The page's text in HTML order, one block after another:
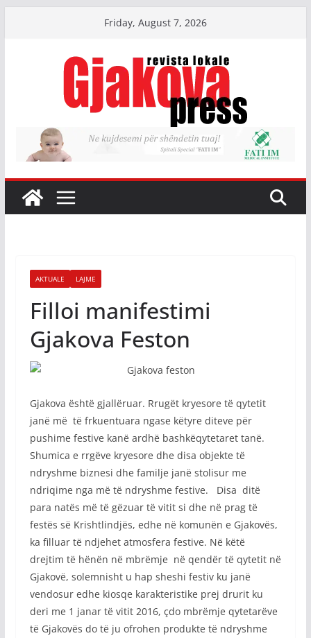
Friday, August 7, 2026
AKTUALE LAJME
Filloi manifestimi
Gjakova Feston
Gjakova është gjallëruar. Rrugët kryesore të qytetit
janë më të frkuentuara ngase këtyre diteve për
pushime festive kanë ardhë bashkëqytetaret tanë.
Shumica e rrgëve kryesore dhe disa objekte të
ndryshme biznesi dhe familje janë stolisur me
ndriqime nga më të ndryshme festive. Disa ditë
para natës më të gëzuar të vitit si dhe në prag të
festës së Krishtlindjës, edhe në komunën e Gjakovës,
ka filluar të ndjehet atmosfera festive. Në këtë
drejtim të hënën në mbrëmje në qendër të qytetit në
Gjakovë, solemnisht u hap sheshi festiv ku janë
vendosur edhe kiosqe karakteristike prej drurit ku
deri me 1 janar të vitit 2016, çdo mbrëmje qytetarëve
të Gjakovës do të ju ofrohen produkte të ndryshme